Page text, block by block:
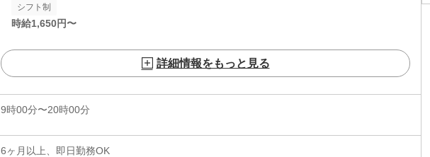
シフト制
時給1,650円〜
詳細情報をもっと見る
9時00分〜20時00分
6ヶ月以上、即日勤務OK